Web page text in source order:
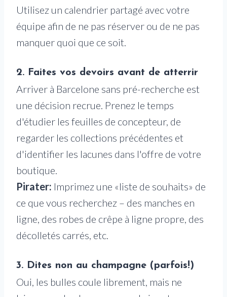
Utilisez un calendrier partagé avec votre
équipe afin de ne pas réserver ou de ne pas
manquer quoi que ce soit.
2. Faites vos devoirs avant de atterrir
Arriver à Barcelone sans pré-recherche est
une décision recrue. Prenez le temps
d'étudier les feuilles de concepteur, de
regarder les collections précédentes et
d'identifier les lacunes dans l'offre de votre
boutique.
Pirater: Imprimez une «liste de souhaits» de
ce que vous recherchez – des manches en
ligne, des robes de crêpe à ligne propre, des
décolletés carrés, etc.
3. Dites non au champagne (parfois!)
Oui, les bulles coule librement, mais ne